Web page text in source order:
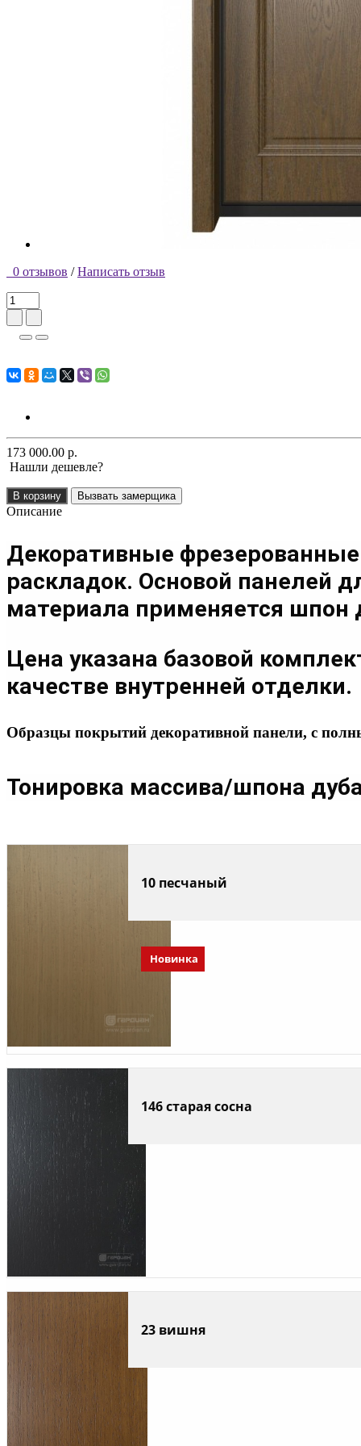
0 отзывов / Написать отзыв
173 000.00 р.
Нашли дешевле?
В корзину Вызвать замерщика
Описание
Декоративные
раскладок. Основой панелей
материала применяется шпон
Цена указана базовой
качестве внутренней отделки.
Образцы покрытий декоративной панели, с
Тонировка массива/шпона
10 песчаный
Новинка
146 старая сосна
23 вишня